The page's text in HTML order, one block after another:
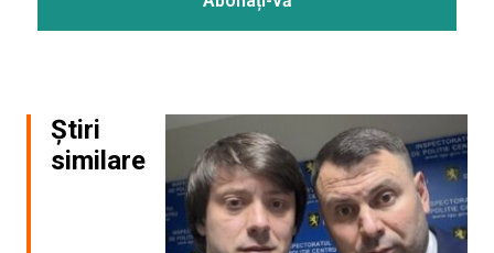
Știri
similare